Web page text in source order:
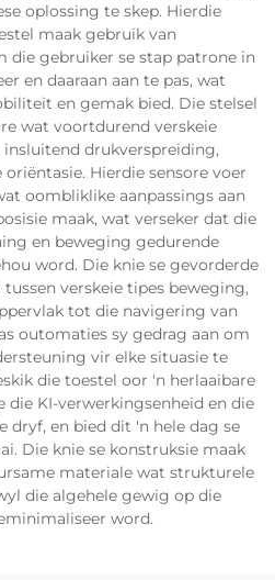
oplossing te skep. Hierdie
maak gebruik van
die gebruiker se stap patrone in
en daaraan aan te pas, wat
en gemak bied. Die stelsel
wat voortdurend verskeie
drukverspreiding,
Hierdie sensore voer
oombliklike aanpassings aan
maak, wat verseker dat die
en beweging gedurende
word. Die knie se gevorderde
verskeie tipes beweging,
tot die navigering van
outomaties sy gedrag aan om
vir elke situasie te
die toestel oor 'n herlaaibare
KI-verwerkingsenheid en die
dryf, en bied dit 'n hele dag se
Die knie se konstruksie maak
materiale wat strukturele
die algehele gewig op die
word.